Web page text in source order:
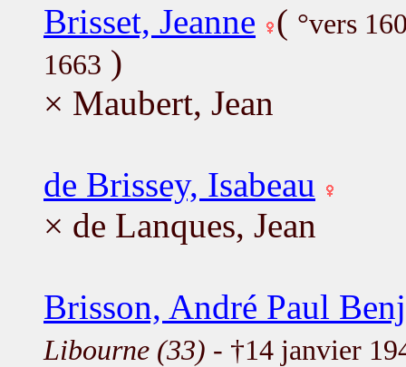
Brisset, Jeanne ( °vers
1663 )
× Maubert, Jean
de Brissey, Isabeau
× de Lanques, Jean
Brisson, André Paul
Libourne (33) - †14 janvier